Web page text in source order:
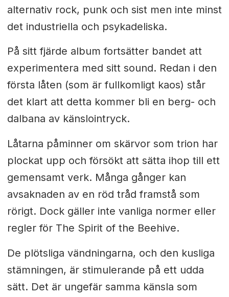
alternativ rock, punk och sist men inte minst
det industriella och psykadeliska.
På sitt fjärde album fortsätter bandet att
experimentera med sitt sound. Redan i den
första låten (som är fullkomligt kaos) står
det klart att detta kommer bli en berg- och
dalbana av känslointryck.
Låtarna påminner om skärvor som trion har
plockat upp och försökt att sätta ihop till ett
gemensamt verk. Många gånger kan
avsaknaden av en röd tråd framstå som
rörigt. Dock gäller inte vanliga normer eller
regler för The Spirit of the Beehive.
De plötsliga vändningarna, och den kusliga
stämningen, är stimulerande på ett udda
sätt. Det är ungefär samma känsla som